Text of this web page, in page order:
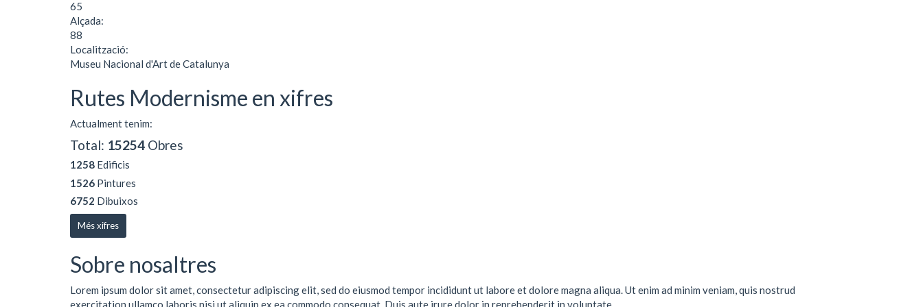
65
Alçada:
88
Localització:
Museu Nacional d'Art de Catalunya
Rutes Modernisme en xifres
Actualment tenim:
Total: 15254 Obres
1258 Edificis
1526 Pintures
6752 Dibuixos
Més xifres
Sobre nosaltres
Lorem ipsum dolor sit amet, consectetur adipiscing elit, sed do eiusmod tempor incididunt ut labore et dolore magna aliqua. Ut enim ad minim veniam, quis nostrud
exercitation ullamco laboris nisi ut aliquip ex ea commodo consequat. Duis aute irure dolor in reprehenderit in voluptate ...